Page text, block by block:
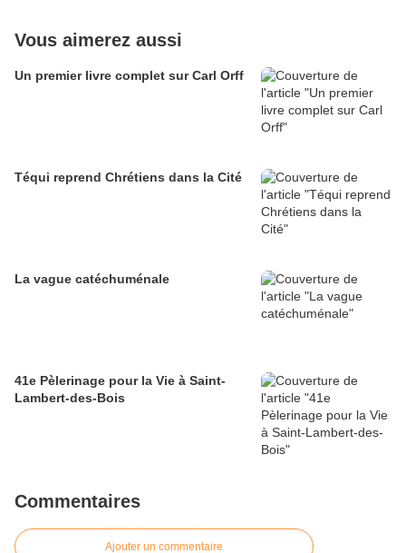
Vous aimerez aussi
Un premier livre complet sur Carl Orff
Téqui reprend Chrétiens dans la Cité
La vague catéchuménale
41e Pèlerinage pour la Vie à Saint-
Lambert-des-Bois
Commentaires
Ajouter un commentaire